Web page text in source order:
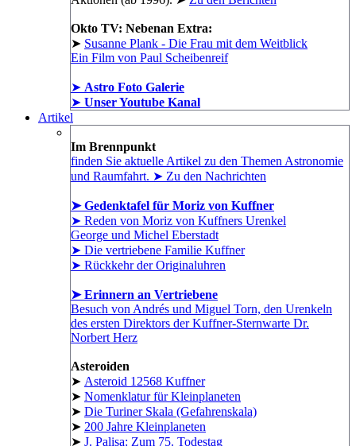
Okto TV: Nebenan Extra:
➤ Susanne Plank - Die Frau mit dem Weitblick
Ein Film von Paul Scheibenreif
➤ Astro Foto Galerie
➤ Unser Youtube Kanal
Artikel
Im Brennpunkt
finden Sie aktuelle Artikel zu den Themen Astronomie
und Raumfahrt. ➤ Zu den Nachrichten
➤ Gedenktafel für Moriz von Kuffner
➤ Reden von Moriz von Kuffners Urenkel
George und Michel Eberstadt
➤ Die vertriebene Familie Kuffner
➤ Rückkehr der Originaluhren
➤ Erinnern an Vertriebene
Besuch von Andrés und Miguel Torn, den Urenkeln
des ersten Direktors der Kuffner-Sternwarte Dr.
Norbert Herz
Asteroiden
➤ Asteroid 12568 Kuffner
➤ Nomenklatur für Kleinplaneten
➤ Die Turiner Skala (Gefahrenskala)
➤ 200 Jahre Kleinplaneten
➤ J. Palisa: Zum 75. Todestag